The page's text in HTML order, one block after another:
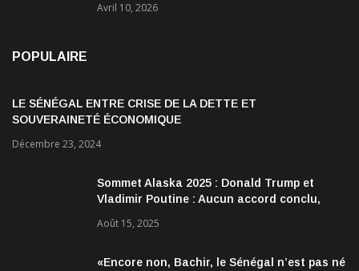
Avril 10, 2026
POPULAIRE
LE SÉNÉGAL ENTRE CRISE DE LA DETTE ET
SOUVERAINETÉ ÉCONOMIQUE
Décembre 23, 2024
Sommet Alaska 2025 : Donald Trump et
Vladimir Poutine : Aucun accord conclu,
encourageantes
Août 15, 2025
«Encore non, Bachir, le Sénégal n’est pas né